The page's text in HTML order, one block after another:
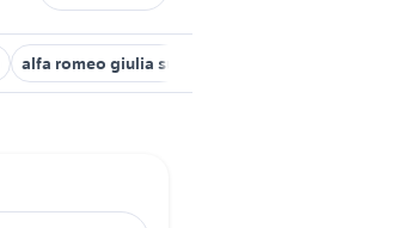
alfa romeo giulia super